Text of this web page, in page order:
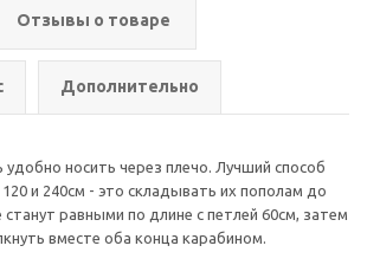
Отзывы о товаре
Дополнительно
носить через плечо. Лучший способ
и 240см - это складывать их пополам до
станут равными по длине с петлей 60см, затем
вместе оба конца карабином.